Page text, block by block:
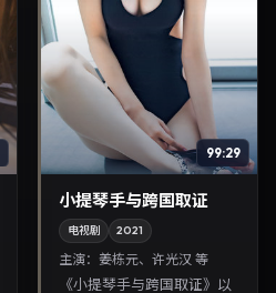
99:29
小提琴手与跨国取证
电视剧 2021
主演：姜栋元、许光汉 等
《小提琴手与跨国取证》以